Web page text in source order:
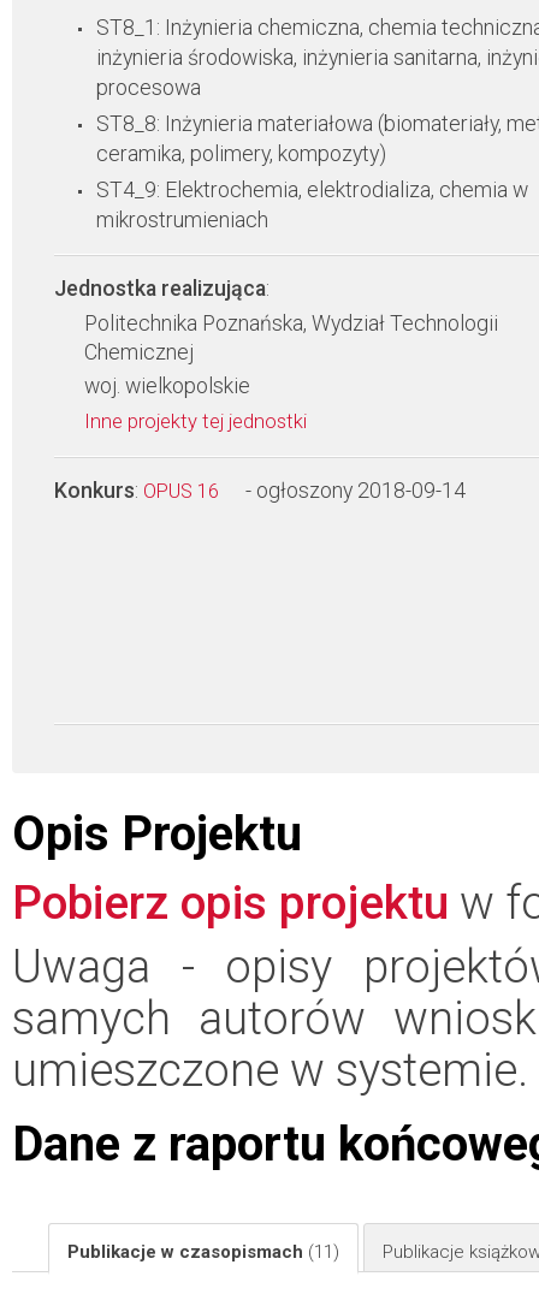
ST8_1: Inżynieria chemiczna, chemia
inżynieria środowiska, inżynieria sanitarna,
procesowa
ST8_8: Inżynieria materiałowa (biomateriały,
ceramika, polimery, kompozyty)
ST4_9: Elektrochemia, elektrodializa, chemia w
mikrostrumieniach
Jednostka realizująca:
Politechnika Poznańska, Wydział Technologii
Chemicznej
woj. wielkopolskie
Inne projekty tej jednostki
Konkurs: OPUS 16 - ogłoszony 2018-09-14
Opis Projektu
Pobierz opis projektu w
Uwaga - opisy
samych autorów
umieszczone w systemie.
Dane z raportu
Publikacje w czasopismach (11) Publikacje